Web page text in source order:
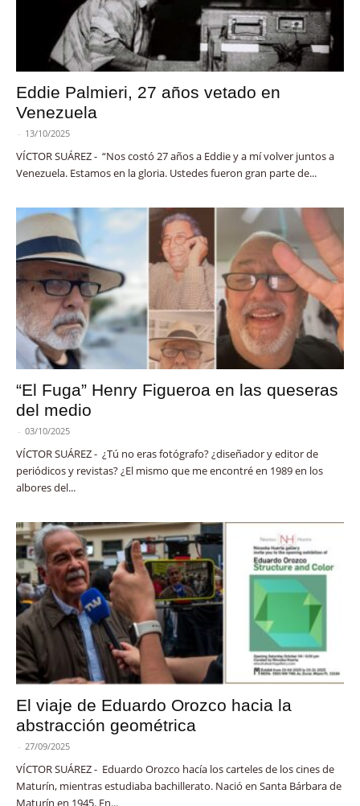
Eddie Palmieri, 27 años vetado en
Venezuela
- 13/10/2025
VÍCTOR SUÁREZ - “Nos costó 27 años a Eddie y a mí volver juntos a
Venezuela. Estamos en la gloria. Ustedes fueron gran parte de...
“El Fuga” Henry Figueroa en las queseras
del medio
- 03/10/2025
VÍCTOR SUÁREZ - ¿Tú no eras fotógrafo? ¿diseñador y editor de
periódicos y revistas? ¿El mismo que me encontré en 1989 en los
albores del...
El viaje de Eduardo Orozco hacia la
abstracción geométrica
- 27/09/2025
VÍCTOR SUÁREZ - Eduardo Orozco hacía los carteles de los cines de
Maturín, mientras estudiaba bachillerato. Nació en Santa Bárbara de
Maturín en 1945. En...